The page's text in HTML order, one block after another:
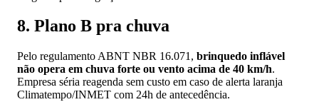
8. Plano B pra chuva
Pelo regulamento ABNT NBR 16.071, brinquedo inflável
não opera em chuva forte ou vento acima de 40 km/h.
Empresa séria reagenda sem custo em caso de alerta laranja
Climatempo/INMET com 24h de antecedência.